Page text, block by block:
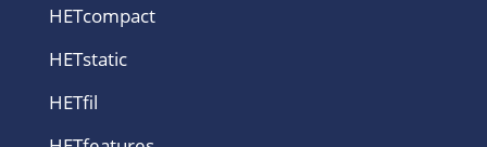
HETcompact
HETstatic
HETfil